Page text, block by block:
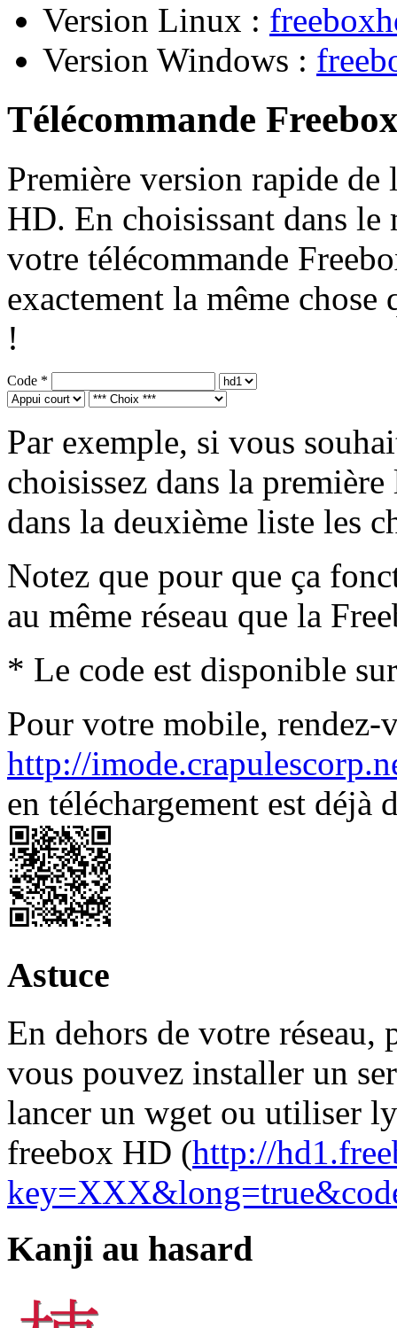
Version Linux :
Version Windows :
Télécommande
Première version rapide de
HD. En choisissant dans
votre télécommande
exactement la même
!
Code *
Par exemple, si vous
choisissez dans la
dans la deuxième liste les
Notez que pour que ça
au même réseau que la
* Le code est disponible
Pour votre mobile, rendez-
http://
en téléchargement est
Astuce
En dehors de votre
vous pouvez installer un
lancer un wget ou utiliser
freebox HD (http://
Kanji au hasard